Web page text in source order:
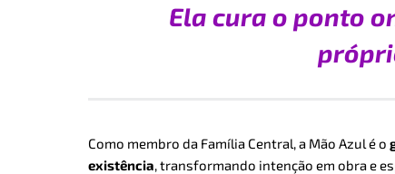
Ela cura o ponto
Como membro da Família Central, a Mão Azul é o
existência, transformando intenção em obra e